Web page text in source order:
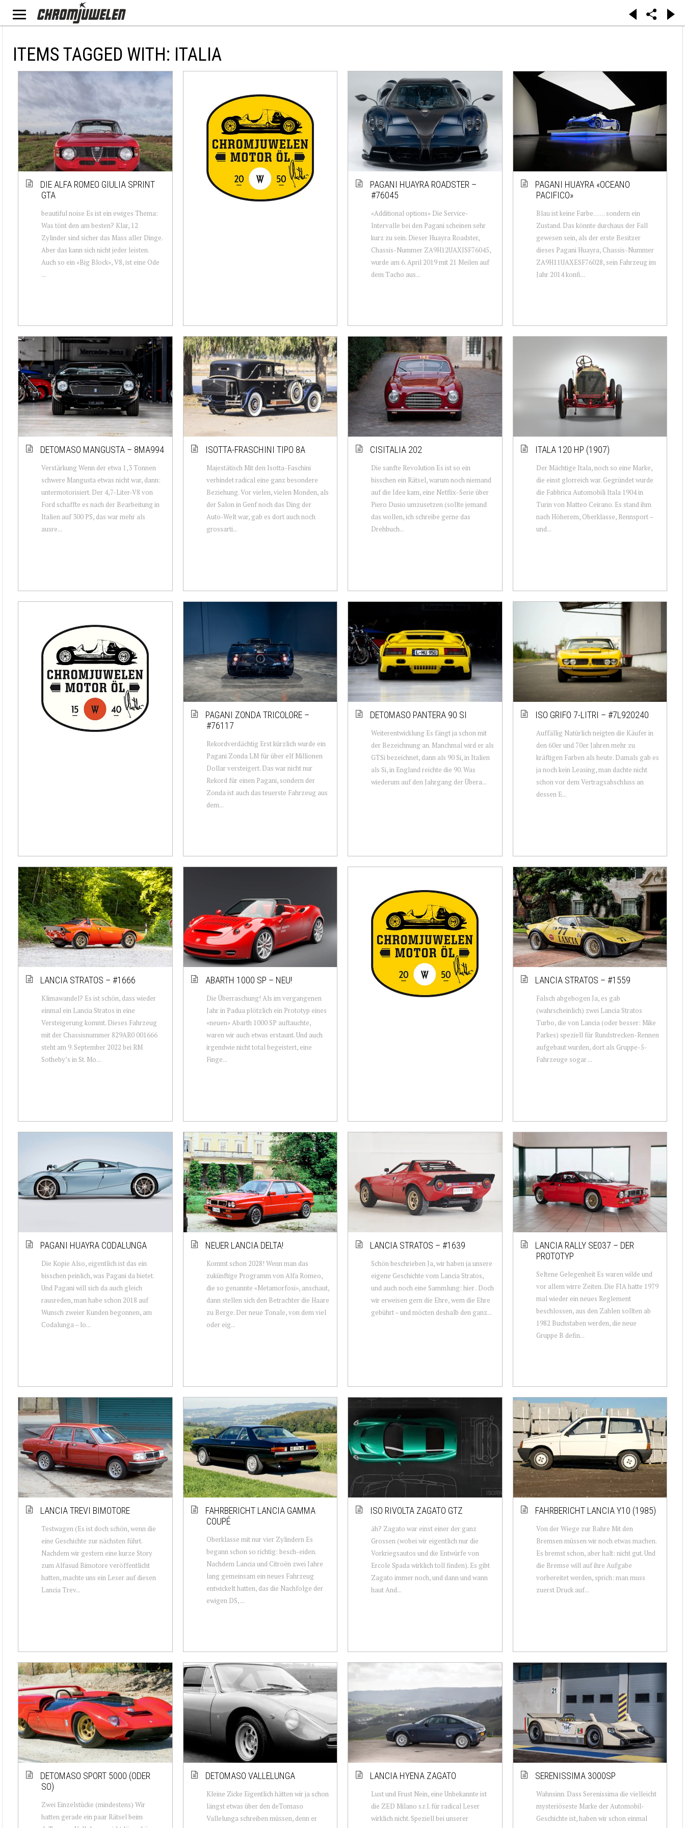
ITEMS TAGGED WITH: ITALIA
DIE ALFA ROMEO GIULIA SPRINT
GTA
beautiful noise Es ist ein ewiges Thema:
Was tönt den am besten? Klar, 12
Zylinder sind sicher das Mass aller Dinge.
Aber das kann sich nicht jeder leisten.
Auch so ein «Big Block», V8, ist eine Ode
...
PAGANI HUAYRA ROADSTER –
#76045
«Additional options» Die Service-
Intervalle bei den Pagani scheinen sehr
kurz zu sein. Dieser Huayra Roadster,
Chassis-Nummer ZA9H12UAXJSF76045,
wurde am 6. April 2019 mit 21 Meilen auf
dem Tacho aus...
PAGANI HUAYRA «OCEANO
PACIFICO»
Blau ist keine Farbe… … sondern ein
Zustand. Das könnte durchaus der Fall
gewesen sein, als der erste Besitzer
dieses Pagani Huayra, Chassis-Nummer
ZA9H11UAXESF76028, sein Fahrzeug im
Jahr 2014 konfi...
DETOMASO MANGUSTA – 8MA994
Verstärkung Wenn der etwa 1,3 Tonnen
schwere Mangusta etwas nicht war, dann:
untermotorisiert. Der 4,7-Liter-V8 von
Ford schaffte es nach der Bearbeitung in
Italien auf 300 PS, das war mehr als
ausre...
ISOTTA-FRASCHINI TIPO 8A
Majestätisch Mit den Isotta-Faschini
verbindet radical eine ganz besondere
Beziehung. Vor vielen, vielen Monden, als
der Salon in Genf noch das Ding der
Auto-Welt war, gab es dort auch noch
grossarti...
CISITALIA 202
Die sanfte Revolution Es ist so ein
bisschen ein Rätsel, warum noch niemand
auf die Idee kam, eine Netflix-Serie über
Piero Dusio umzusetzen (sollte jemand
das wollen, ich schreibe gerne das
Drehbuch...
ITALA 120 HP (1907)
Der Mächtige Itala, noch so eine Marke,
die einst glorreich war. Gegründet wurde
die Fabbrica Automobili Itala 1904 in
Turin von Matteo Ceirano. Es stand ihm
nach Höherem, Oberklasse, Rennsport –
und...
PAGANI ZONDA TRICOLORE –
#76117
Rekordverdächtig Erst kürzlich wurde ein
Pagani Zonda LM für über elf Millionen
Dollar versteigert. Das war nicht nur
Rekord für einen Pagani, sondern der
Zonda ist auch das teuerste Fahrzeug aus
dem...
DETOMASO PANTERA 90 SI
Weiterentwicklung Es fängt ja schon mit
der Bezeichnung an. Manchmal wird er als
GTSi bezeichnet, dann als 90 Si, in Italien
als Si, in England reichte die 90. Was
wiederum auf den Jahrgang der Übera...
ISO GRIFO 7-LITRI – #7L920240
Auffällig Natürlich neigten die Käufer in
den 60er und 70er Jahren mehr zu
kräftigen Farben als heute. Damals gab es
ja noch kein Leasing, man dachte nicht
schon vor dem Vertragsabschluss an
dessen E...
LANCIA STRATOS – #1666
Klimawandel? Es ist schön, dass wieder
einmal ein Lancia Stratos in eine
Versteigerung kommt. Dieses Fahrzeug
mit der Chassisnummer 829AR0 001666
steht am 9. September 2022 bei RM
Sotheby’s in St. Mo...
ABARTH 1000 SP – NEU!
Die Überraschung! Als im vergangenen
Jahr in Padua plötzlich ein Prototyp eines
«neuen» Abarth 1000 SP auftauchte,
waren wir auch etwas erstaunt. Und auch
irgendwie nicht total begeistert, eine
Finge...
LANCIA STRATOS – #1559
Falsch abgebogen Ja, es gab
(wahrscheinlich) zwei Lancia Stratos
Turbo, die von Lancia (oder besser: Mike
Parkes) speziell für Rundstrecken-Rennen
aufgebaut wurden, dort als Gruppe-5-
Fahrzeuge sogar ...
PAGANI HUAYRA CODALUNGA
Die Kopie Also, eigentlich ist das ein
bisschen peinlich, was Pagani da bietet.
Und Pagani will sich da auch gleich
rausreden, man habe schon 2018 auf
Wunsch zweier Kunden begonnen, am
Codalunga – lo...
NEUER LANCIA DELTA!
Kommt schon 2028! Wenn man das
zukünftige Programm von Alfa Romeo,
die so genannte «Metamorfosi», anschaut,
dann stellen sich den Betrachter die Haare
zu Berge. Der neue Tonale, von dem viel
oder eig...
LANCIA STRATOS – #1639
Schön beschrieben Ja, wir haben ja unsere
eigene Geschichte vom Lancia Stratos,
und auch noch eine Sammlung: hier . Doch
wir erweisen gern die Ehre, wem die Ehre
gebührt – und möcten deshalb den ganz...
LANCIA RALLY SE037 – DER
PROTOTYP
Seltene Gelegenheit Es waren wilde und
vor allem wirre Zeiten. Die FIA hatte 1979
mal wieder ein neues Reglement
beschlossen, aus den Zahlen sollten ab
1982 Buchstaben werden, die neue
Gruppe B defin...
LANCIA TREVI BIMOTORE
Testwagen (Es ist doch schön, wenn die
eine Geschichte zur nächsten führt.
Nachdem wir gestern eine kurze Story
zum Alfasud Bimotore veröffentlicht
hatten, machte uns ein Leser auf diesen
Lancia Trev...
FAHRBERICHT LANCIA GAMMA
COUPÉ
Oberklasse mit nur vier Zylindern Es
begann schon so richtig: besch-eiden.
Nachdem Lancia und Citroën zwei Jahre
lang gemeinsam ein neues Fahrzeug
entwickelt hatten, das die Nachfolge der
ewigen DS, ...
ISO RIVOLTA ZAGATO GTZ
äh? Zagato war einst einer der ganz
Grossen (wobei wir eigentlich nur die
Vorkriegsautos und die Entwürfe von
Ercole Spada wirklich toll finden). Es gibt
Zagato immer noch, und dann und wann
haut And...
FAHRBERICHT LANCIA Y10 (1985)
Von der Wiege zur Bahre Mit den
Bremsen müssen wir noch etwas machen.
Es bremst schon, aber halt: nicht gut. Und
die Bremse will auf ihre Aufgabe
vorbereitet werden, sprich: man muss
zuerst Druck auf...
DETOMASO SPORT 5000 (ODER
SO)
Zwei Einzelstücke (mindestens) Wir
hatten gerade ein paar Rätsel beim
DETOMASO VALLELUNGA
Kleine Zicke Eigentlich hätten wir ja schon
längst etwas über den deTomaso
Vallelunga schreiben müssen, denn er
LANCIA HYENA ZAGATO
Lust und Frust Nein, eine Unbekannte ist
die ZED Milano s.r.l. für radical Leser
wirklich nicht. Speziell bei unserer
SERENISSIMA 3000SP
Wahnsinn. Dass Serenissima die vielleicht
mysteriöseste Marke der Automobil-
Geschichte ist, haben wir schon einmal